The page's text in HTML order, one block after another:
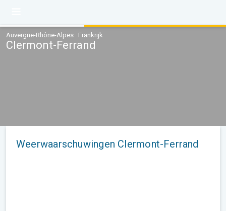
Auvergne-Rhône-Alpes · Frankrijk
Clermont-Ferrand
Weerwaarschuwingen Clermont-Ferrand